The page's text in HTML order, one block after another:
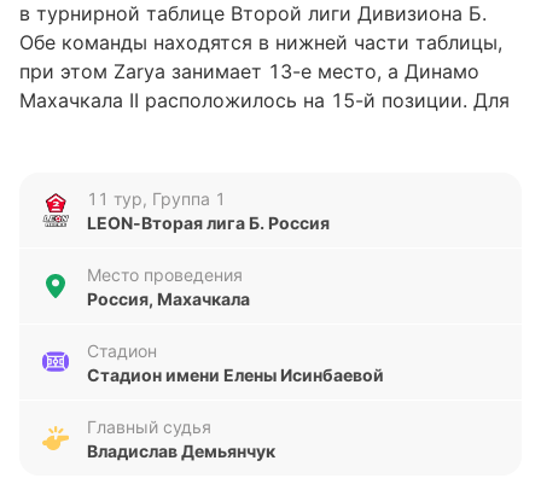
в турнирной таблице Второй лиги Дивизиона Б.
Обе команды находятся в нижней части таблицы,
при этом Zarya занимает 13-е место, а Динамо
Махачкала II расположилось на 15-й позиции. Для
выживание.
Форма Динамо Махачкала II вызывает серьезные
матчей, забив всего один гол и пропустив 13. Это
свидетельствует о серьезных проблемах как в
демонстрирует более сбалансированную игру – в
пяти последних встречах у них две победы и три
11 тур, Группа 1
LEON-Вторая лига Б. Россия
Место проведения
Россия, Махачкала
Стадион
Стадион имени Елены Исинбаевой
Главный судья
Владислав Демьянчук